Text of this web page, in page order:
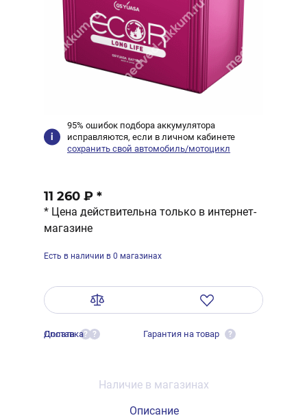
95% ошибок подбора аккумулятора
исправляются, если в личном кабинете
сохранить свой автомобиль/мотоцикл
11 260 ₽ *
* Цена действительна только в интернет-
магазине
Есть в наличии в 0 магазинах
Оплата ?
Доставка ? Гарантия на товар ?
Наличие в магазинах
Описание